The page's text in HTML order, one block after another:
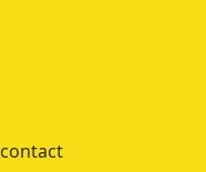
contact